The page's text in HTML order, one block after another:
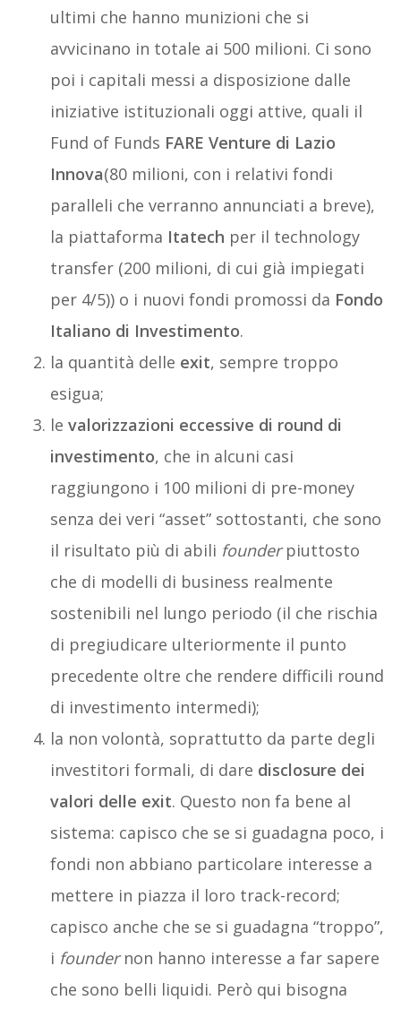
ultimi che hanno munizioni che si
avvicinano in totale ai 500 milioni. Ci sono
poi i capitali messi a disposizione dalle
iniziative istituzionali oggi attive, quali il
Fund of Funds FARE Venture di Lazio
Innova(80 milioni, con i relativi fondi
paralleli che verranno annunciati a breve),
la piattaforma Itatech per il technology
transfer (200 milioni, di cui già impiegati
per 4/5)) o i nuovi fondi promossi da Fondo
Italiano di Investimento.
la quantità delle exit, sempre troppo
esigua;
le valorizzazioni eccessive di round di
investimento, che in alcuni casi
raggiungono i 100 milioni di pre-money
senza dei veri “asset” sottostanti, che sono
il risultato più di abili founderpiuttosto
che di modelli di business realmente
sostenibili nel lungo periodo (il che rischia
di pregiudicare ulteriormente il punto
precedente oltre che rendere difficili round
di investimento intermedi);
la non volontà, soprattutto da parte degli
investitori formali, di dare disclosure dei
valori delle exit. Questo non fa bene al
sistema: capisco che se si guadagna poco, i
fondi non abbiano particolare interesse a
mettere in piazza il loro track-record;
capisco anche che se si guadagna “troppo”,
i foundernon hanno interesse a far sapere
che sono belli liquidi. Però qui bisogna